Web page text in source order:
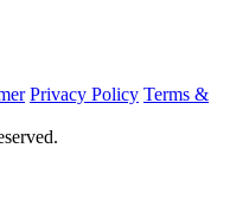
Privacy Policy Terms &